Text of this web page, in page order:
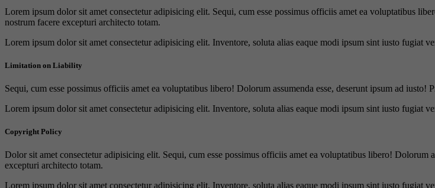
Lorem ipsum dolor sit amet consectetur adipisicing elit. Sequi, cum esse possimus officiis amet ea voluptatibus
nostrum facere excepturi architecto totam.
Lorem ipsum dolor sit amet consectetur adipisicing elit. Inventore, soluta alias eaque modi ipsum sint iusto fugiat
Limitation on Liability
Sequi, cum esse possimus officiis amet ea voluptatibus libero! Dolorum assumenda esse, deserunt ipsum ad
Lorem ipsum dolor sit amet consectetur adipisicing elit. Inventore, soluta alias eaque modi ipsum sint iusto fugiat
Copyright Policy
Dolor sit amet consectetur adipisicing elit. Sequi, cum esse possimus officiis amet ea voluptatibus libero! Dolorum
excepturi architecto totam.
Lorem ipsum dolor sit amet consectetur adipisicing elit. Inventore, soluta alias eaque modi ipsum sint iusto fugiat